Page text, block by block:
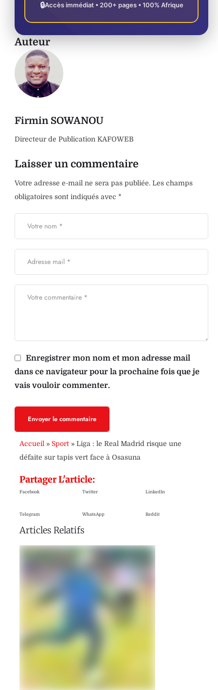
🔒Accès immédiat • 200+ pages • 100% Afrique
Auteur
Firmin SOWANOU
Directeur de Publication KAFOWEB
Laisser un commentaire
Votre adresse e-mail ne sera pas publiée. Les champs
obligatoires sont indiqués avec *
Enregistrer mon nom et mon adresse mail
dans ce navigateur pour la prochaine fois que je
vais vouloir commenter.
Envoyer le commentaire
Accueil » Sport » Liga : le Real Madrid risque une
défaite sur tapis vert face à Osasuna
Partager L'article:
Facebook Twitter LinkedIn
Telegram WhatsApp Reddit
Articles Relatifs